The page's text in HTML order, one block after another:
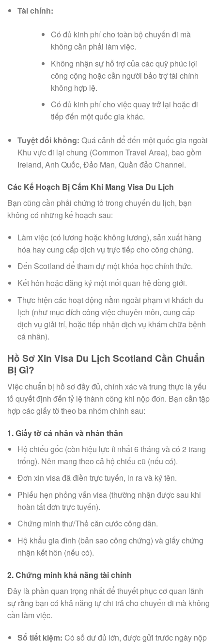
Tài chính:
Có đủ kinh phí cho toàn bộ chuyến đi mà
không cần phải làm việc.
Không nhận sự hỗ trợ của các quỹ phúc lợi
công cộng hoặc cần người bảo trợ tài chính
không hợp lệ.
Có đủ kinh phí cho việc quay trở lại hoặc đi
tiếp đến một quốc gia khác.
Tuyệt đối không: Quá cảnh để đến một quốc gia ngoài
Khu vực đi lại chung (Common Travel Area), bao gồm
Ireland, Anh Quốc, Đảo Man, Quần đảo Channel.
Các Kế Hoạch Bị Cấm Khi Mang Visa Du Lịch
Bạn cũng cần phải chứng tỏ trong chuyến du lịch, bạn
không có những kế hoạch sau:
Làm việc (có lương hoặc không lương), sản xuất hàng
hóa hay cung cấp dịch vụ trực tiếp cho công chúng.
Đến Scotland để tham dự một khóa học chính thức.
Kết hôn hoặc đăng ký một mối quan hệ đồng giới.
Thực hiện các hoạt động nằm ngoài phạm vi khách du
lịch (như mục đích công việc chuyên môn, cung cấp
dịch vụ giải trí, hoặc tiếp nhận dịch vụ khám chữa bệnh
cá nhân).
Hồ Sơ Xin Visa Du Lịch Scotland Cần Chuẩn
Bị Gì?
Việc chuẩn bị hồ sơ đầy đủ, chính xác và trung thực là yếu
tố quyết định đến tỷ lệ thành công khi nộp đơn. Bạn cần tập
hợp các giấy tờ theo ba nhóm chính sau:
1. Giấy tờ cá nhân và nhân thân
Hộ chiếu gốc (còn hiệu lực ít nhất 6 tháng và có 2 trang
trống). Nên mang theo cả hộ chiếu cũ (nếu có).
Đơn xin visa đã điền trực tuyến, in ra và ký tên.
Phiếu hẹn phỏng vấn visa (thường nhận được sau khi
hoàn tất đơn trực tuyến).
Chứng minh thư/Thẻ căn cước công dân.
Hộ khẩu gia đình (bản sao công chứng) và giấy chứng
nhận kết hôn (nếu có).
2. Chứng minh khả năng tài chính
Đây là phần quan trọng nhất để thuyết phục cơ quan lãnh
sự rằng bạn có khả năng tự chi trả cho chuyến đi mà không
cần làm việc.
Sổ tiết kiệm: Có số dư đủ lớn, được gửi trước ngày nộp